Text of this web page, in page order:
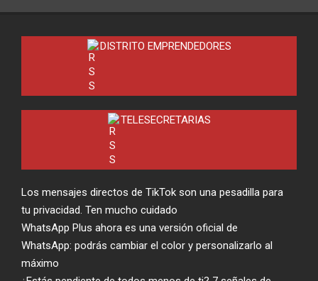
DISTRITO EMPRENDEDORES
TELESECRETARIAS
Los mensajes directos de TikTok son una pesadilla para
tu privacidad. Ten mucho cuidado
WhatsApp Plus ahora es una versión oficial de
WhatsApp: podrás cambiar el color y personalizarlo al
máximo